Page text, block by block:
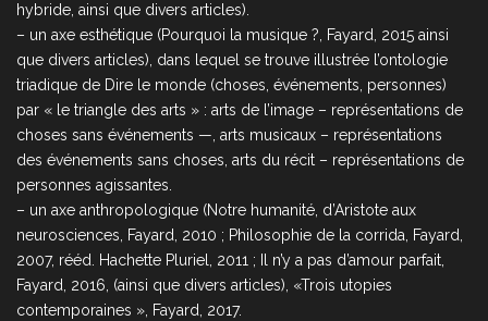
hybride, ainsi que divers articles).
– un axe esthétique (Pourquoi la musique ?, Fayard, 2015 ainsi
que divers articles), dans lequel se trouve illustrée l’ontologie
triadique de Dire le monde (choses, événements, personnes)
par « le triangle des arts » : arts de l’image – représentations de
choses sans événements —, arts musicaux – représentations
des événements sans choses, arts du récit – représentations de
personnes agissantes.
– un axe anthropologique (Notre humanité, d’Aristote aux
neurosciences, Fayard, 2010 ; Philosophie de la corrida, Fayard,
2007, rééd. Hachette Pluriel, 2011 ; Il n’y a pas d’amour parfait,
Fayard, 2016, (ainsi que divers articles), «Trois utopies
contemporaines », Fayard, 2017.